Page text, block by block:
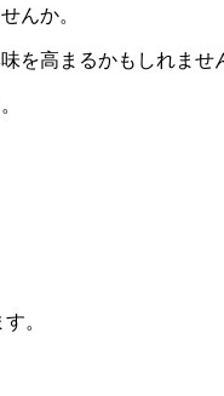
んか。
を高まるかもしれませ
。